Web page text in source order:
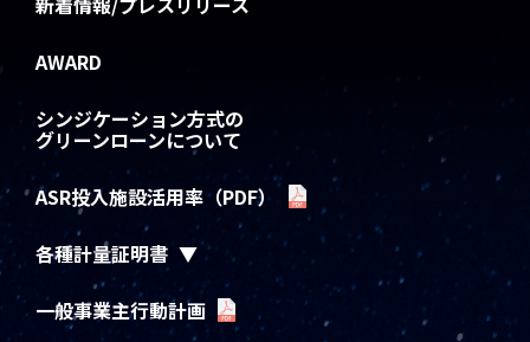
AWARD
シンジケーション方式の
グリーンローンについて
ASR投入施設活用率（PDF）
各種計量証明書
一般事業主行動計画